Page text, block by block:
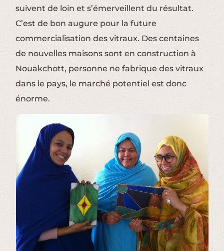
suivent de loin et s’émerveillent du résultat.
C’est de bon augure pour la future
commercialisation des vitraux. Des centaines
de nouvelles maisons sont en construction à
Nouakchott, personne ne fabrique des vitraux
dans le pays, le marché potentiel est donc
énorme.